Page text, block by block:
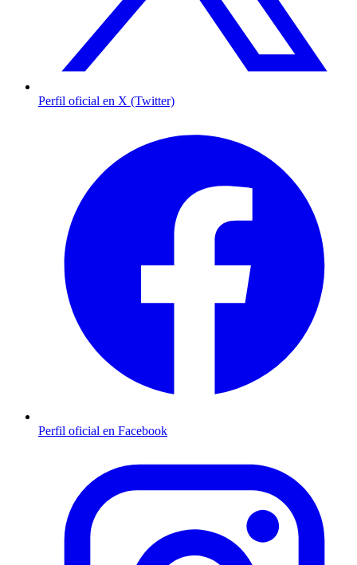
Perfil oficial en X (Twitter)
Perfil oficial en Facebook